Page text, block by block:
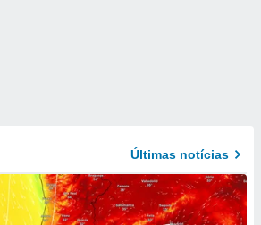
Últimas notícias